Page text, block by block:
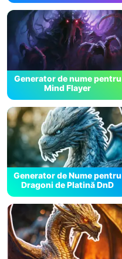
Generator de nume pentru
Mind Flayer
Generator de Nume pentru
Dragoni de Platină DnD